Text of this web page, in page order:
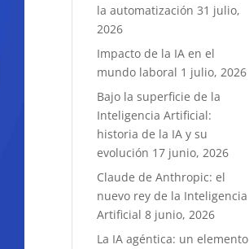
la automatización 31 julio,
2026
Impacto de la IA en el
mundo laboral 1 julio, 2026
Bajo la superficie de la
Inteligencia Artificial:
historia de la IA y su
evolución 17 junio, 2026
Claude de Anthropic: el
nuevo rey de la Inteligencia
Artificial 8 junio, 2026
La IA agéntica: un elemento